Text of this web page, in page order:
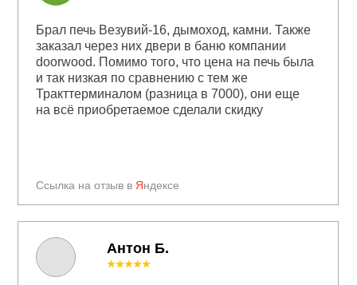
Антон Б.
Ссылка на отзыв в Яндексе
Брал печь Везувий-16, дымоход, камни. Также
заказал через них двери в баню компании
doorwood. Помимо того, что цена на печь была
и так низкая по сравнению с тем же
Тракттерминалом (разница в 7000), они еще
на всё приобретаемое сделали скидку
★★★★★